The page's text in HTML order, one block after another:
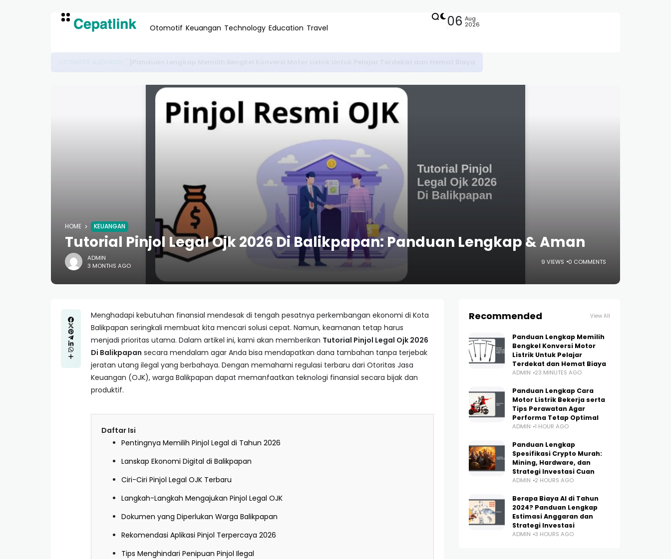
Otomotif Keuangan Technology Education Travel 06 Aug
2026
HOME KEUANGAN
Tutorial Pinjol Legal Ojk 2026 Di Balikpapan: Panduan Lengkap & Aman
ADMIN
3 MONTHS AGO
9 VIEWS 0 COMMENTS
Menghadapi kebutuhan finansial mendesak di tengah pesatnya perkembangan ekonomi di Kota
Balikpapan seringkali membuat kita mencari solusi cepat. Namun, keamanan tetap harus
menjadi prioritas utama. Dalam artikel ini, kami akan memberikan Tutorial Pinjol Legal Ojk 2026
Di Balikpapan secara mendalam agar Anda bisa mendapatkan dana tambahan tanpa terjebak
jeratan utang ilegal yang berbahaya. Dengan memahami regulasi terbaru dari Otoritas Jasa
Keuangan (OJK), warga Balikpapan dapat memanfaatkan teknologi finansial secara bijak dan
produktif.
Daftar Isi
Pentingnya Memilih Pinjol Legal di Tahun 2026
Lanskap Ekonomi Digital di Balikpapan
Ciri-Ciri Pinjol Legal OJK Terbaru
Langkah-Langkah Mengajukan Pinjol Legal OJK
Dokumen yang Diperlukan Warga Balikpapan
Rekomendasi Aplikasi Pinjol Terpercaya 2026
Tips Menghindari Penipuan Pinjol Ilegal
Recommended View All
Panduan Lengkap Memilih
Bengkel Konversi Motor
Listrik Untuk Pelajar
Terdekat dan Hemat Biaya
ADMIN 23 MINUTES AGO
Panduan Lengkap Cara
Motor Listrik Bekerja serta
Tips Perawatan Agar
Performa Tetap Optimal
ADMIN 1 HOUR AGO
Panduan Lengkap
Spesifikasi Crypto Murah:
Mining, Hardware, dan
Strategi Investasi Cuan
ADMIN 2 HOURS AGO
Berapa Biaya AI di Tahun
2024? Panduan Lengkap
Estimasi Anggaran dan
Strategi Investasi
ADMIN 3 HOURS AGO